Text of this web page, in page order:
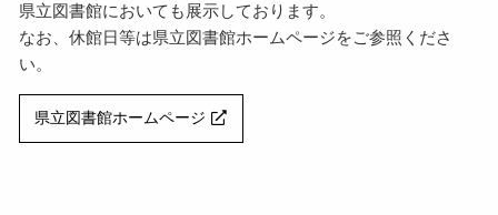
県立図書館においても展示しております。
なお、休館日等は県立図書館ホームページをご参照くださ
い。
県立図書館ホームページ